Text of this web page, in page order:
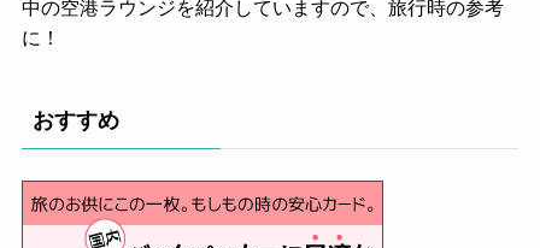
中の空港ラウンジを紹介していますので、旅行時の参考
に！
おすすめ